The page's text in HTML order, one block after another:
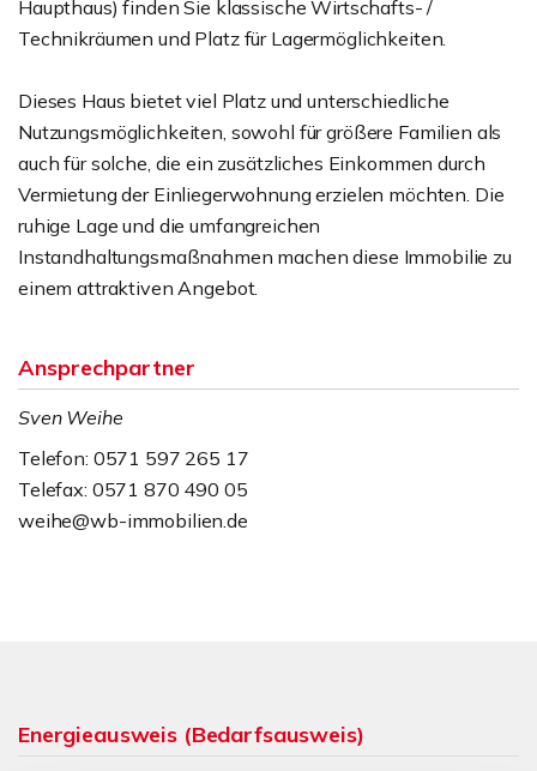
Haupthaus) finden Sie klassische Wirtschafts- /
Technikräumen und Platz für Lagermöglichkeiten.
Dieses Haus bietet viel Platz und unterschiedliche
Nutzungsmöglichkeiten, sowohl für größere Familien als
auch für solche, die ein zusätzliches Einkommen durch
Vermietung der Einliegerwohnung erzielen möchten. Die
ruhige Lage und die umfangreichen
Instandhaltungsmaßnahmen machen diese Immobilie zu
einem attraktiven Angebot.
Ansprechpartner
Sven Weihe
Telefon: 0571 597 265 17
Telefax: 0571 870 490 05
weihe@wb-immobilien.de
Energieausweis (Bedarfsausweis)